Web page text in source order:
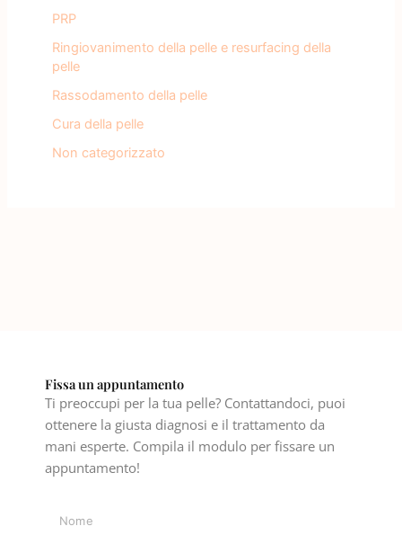
PRP
Ringiovanimento della pelle e resurfacing della
pelle
Rassodamento della pelle
Cura della pelle
Non categorizzato
Fissa un appuntamento
Ti preoccupi per la tua pelle? Contattandoci, puoi
ottenere la giusta diagnosi e il trattamento da
mani esperte. Compila il modulo per fissare un
appuntamento!